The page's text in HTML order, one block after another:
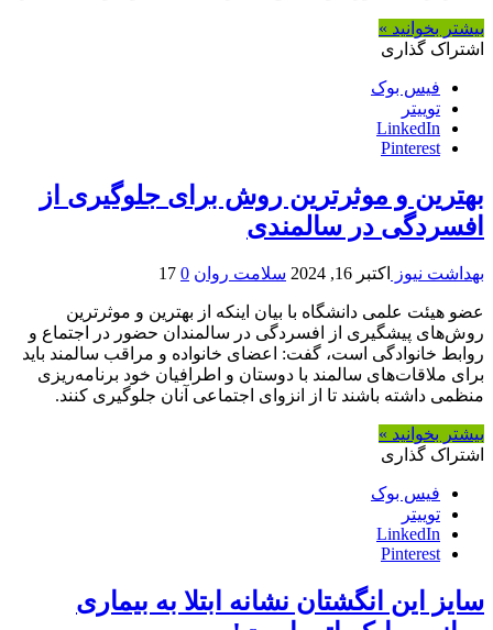
بیشتر بخوانید »
اشتراک گذاری
فیس بوک
توییتر
LinkedIn
Pinterest
بهترین و موثرترین روش‌ برای جلوگیری از
افسردگی در سالمندی
بهداشت نیوز اکتبر 16, 2024 سلامت روان 0
17
عضو هیئت علمی دانشگاه با بیان اینکه از بهترین و موثرترین
روش‌های پیشگیری از افسردگی در سالمندان حضور در اجتماع و
روابط خانوادگی است، گفت: اعضای خانواده و مراقب سالمند باید
برای ملاقات‌های سالمند با دوستان و اطرافیان خود برنامه‌ریزی
منظمی داشته باشند تا از انزوای اجتماعی آنان جلوگیری کنند.
بیشتر بخوانید »
اشتراک گذاری
فیس بوک
توییتر
LinkedIn
Pinterest
سایز این انگشتان نشانه ابتلا به بیماری